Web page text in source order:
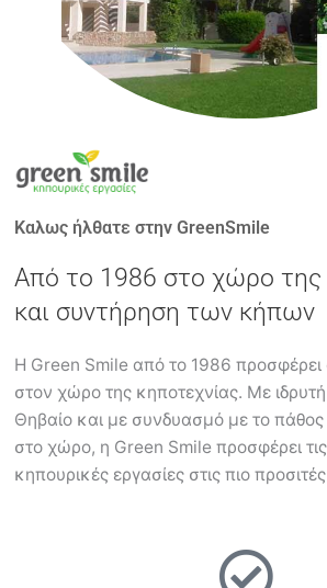
Καλως ήλθατε στην GreenSmile
Από το 1986 στο χώρο της
και συντήρηση των κήπων
Η Green Smile από το 1986 προσφέρει
στον χώρο της κηποτεχνίας. Με
Θηβαίο και με συνδυασμό με το
στο χώρο, η Green Smile προσφέρει
κηπουρικές εργασίες στις πιο προσιτές